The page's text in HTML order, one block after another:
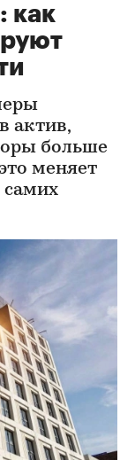
как
актив,
больше
меняет
самих